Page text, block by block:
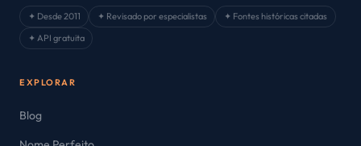
✦ Desde 2011 ✦ Revisado por especialistas
✦ Fontes históricas citadas
✦ API gratuita
EXPLORAR
Blog